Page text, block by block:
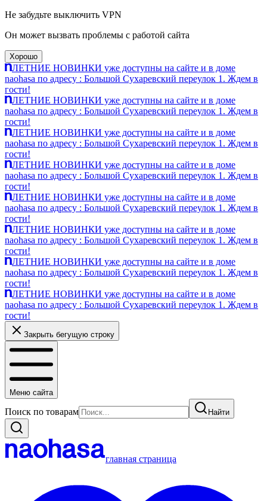
Не забудьте выключить VPN
Он может вызвать проблемы с работой сайта
Хорошо
ЛЕТНИЕ НОВИНКИ уже доступны на сайте и в доме
naohasa по адресу : Большой Сухаревский переулок 1. Ждем в
гости!
ЛЕТНИЕ НОВИНКИ уже доступны на сайте и в доме
naohasa по адресу : Большой Сухаревский переулок 1. Ждем в
гости!
ЛЕТНИЕ НОВИНКИ уже доступны на сайте и в доме
naohasa по адресу : Большой Сухаревский переулок 1. Ждем в
гости!
ЛЕТНИЕ НОВИНКИ уже доступны на сайте и в доме
naohasa по адресу : Большой Сухаревский переулок 1. Ждем в
гости!
ЛЕТНИЕ НОВИНКИ уже доступны на сайте и в доме
naohasa по адресу : Большой Сухаревский переулок 1. Ждем в
гости!
ЛЕТНИЕ НОВИНКИ уже доступны на сайте и в доме
naohasa по адресу : Большой Сухаревский переулок 1. Ждем в
гости!
ЛЕТНИЕ НОВИНКИ уже доступны на сайте и в доме
naohasa по адресу : Большой Сухаревский переулок 1. Ждем в
гости!
ЛЕТНИЕ НОВИНКИ уже доступны на сайте и в доме
naohasa по адресу : Большой Сухаревский переулок 1. Ждем в
гости!
Закрыть бегущую строку
Меню сайта
Поиск по товарам Найти
главная страница